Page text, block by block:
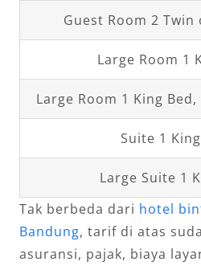
Guest Room 2 Twin
Large Room 1
Large Room 1 King
Suite 1
Large Suite 1
Tak berbeda dari hotel
Bandung, tarif di atas
asuransi, pajak, biaya